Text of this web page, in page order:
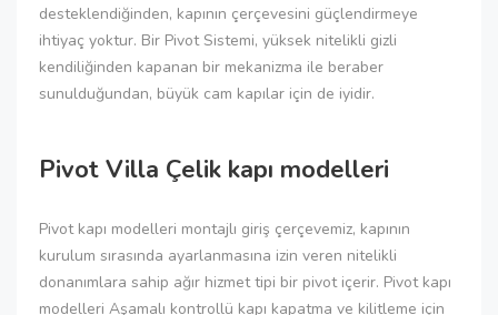
desteklendiğinden, kapının çerçevesini güçlendirmeye
ihtiyaç yoktur. Bir Pivot Sistemi, yüksek nitelikli gizli
kendiliğinden kapanan bir mekanizma ile beraber
sunulduğundan, büyük cam kapılar için de iyidir.
Pivot Villa Çelik kapı modelleri
Pivot kapı modelleri montajlı giriş çerçevemiz, kapının
kurulum sırasında ayarlanmasına izin veren nitelikli
donanımlara sahip ağır hizmet tipi bir pivot içerir. Pivot kapı
modelleri Aşamalı kontrollü kapı kapatma ve kilitleme için